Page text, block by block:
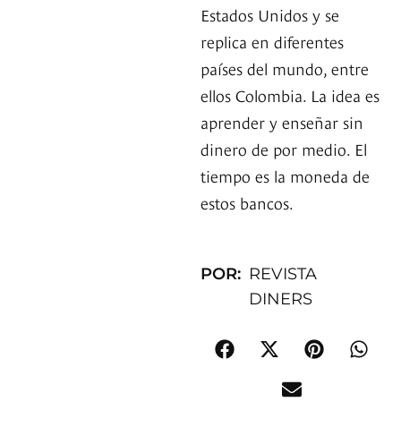
Estados Unidos y se
replica en diferentes
países del mundo, entre
ellos Colombia. La idea es
aprender y enseñar sin
dinero de por medio. El
tiempo es la moneda de
estos bancos.
POR: REVISTA
DINERS